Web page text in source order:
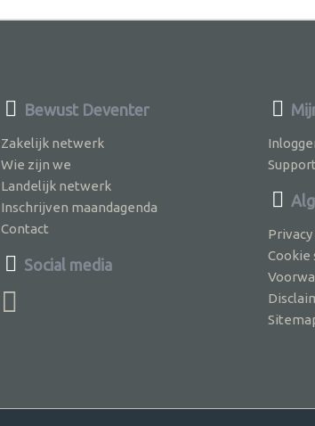
Bewust Deventer
Zakelijk netwerk
Wie zijn we
Landelijk netwerk
Inschrijven maandagenda
Contact
Social media